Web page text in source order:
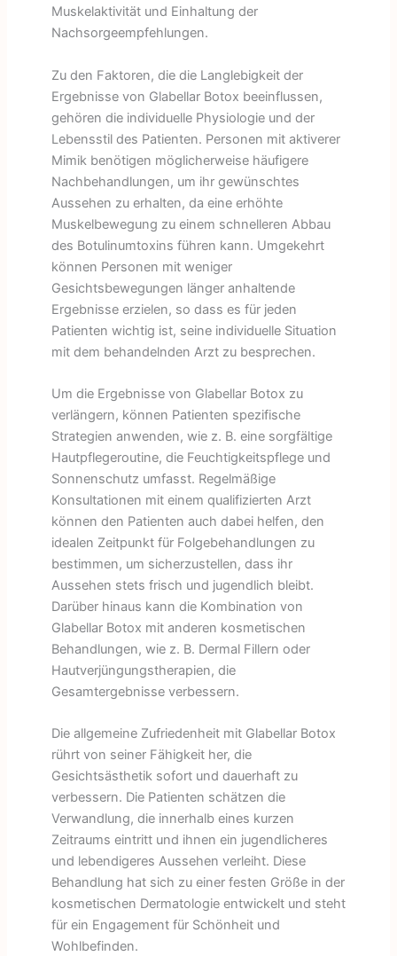
Muskelaktivität und Einhaltung der
Nachsorgeempfehlungen.
Zu den Faktoren, die die Langlebigkeit der
Ergebnisse von Glabellar Botox beeinflussen,
gehören die individuelle Physiologie und der
Lebensstil des Patienten. Personen mit aktiverer
Mimik benötigen möglicherweise häufigere
Nachbehandlungen, um ihr gewünschtes
Aussehen zu erhalten, da eine erhöhte
Muskelbewegung zu einem schnelleren Abbau
des Botulinumtoxins führen kann. Umgekehrt
können Personen mit weniger
Gesichtsbewegungen länger anhaltende
Ergebnisse erzielen, so dass es für jeden
Patienten wichtig ist, seine individuelle Situation
mit dem behandelnden Arzt zu besprechen.
Um die Ergebnisse von Glabellar Botox zu
verlängern, können Patienten spezifische
Strategien anwenden, wie z. B. eine sorgfältige
Hautpflegeroutine, die Feuchtigkeitspflege und
Sonnenschutz umfasst. Regelmäßige
Konsultationen mit einem qualifizierten Arzt
können den Patienten auch dabei helfen, den
idealen Zeitpunkt für Folgebehandlungen zu
bestimmen, um sicherzustellen, dass ihr
Aussehen stets frisch und jugendlich bleibt.
Darüber hinaus kann die Kombination von
Glabellar Botox mit anderen kosmetischen
Behandlungen, wie z. B. Dermal Fillern oder
Hautverjüngungstherapien, die
Gesamtergebnisse verbessern.
Die allgemeine Zufriedenheit mit Glabellar Botox
rührt von seiner Fähigkeit her, die
Gesichtsästhetik sofort und dauerhaft zu
verbessern. Die Patienten schätzen die
Verwandlung, die innerhalb eines kurzen
Zeitraums eintritt und ihnen ein jugendlicheres
und lebendigeres Aussehen verleiht. Diese
Behandlung hat sich zu einer festen Größe in der
kosmetischen Dermatologie entwickelt und steht
für ein Engagement für Schönheit und
Wohlbefinden.